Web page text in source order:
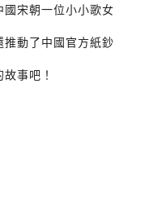
宋朝一位小小歌女
動了中國官方紙鈔
事吧！